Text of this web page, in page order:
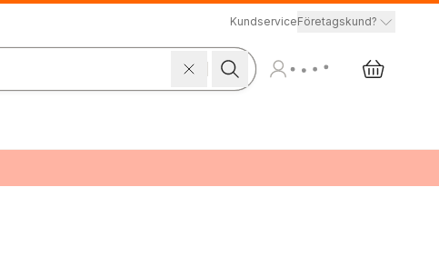
KundserviceFöretagskund?